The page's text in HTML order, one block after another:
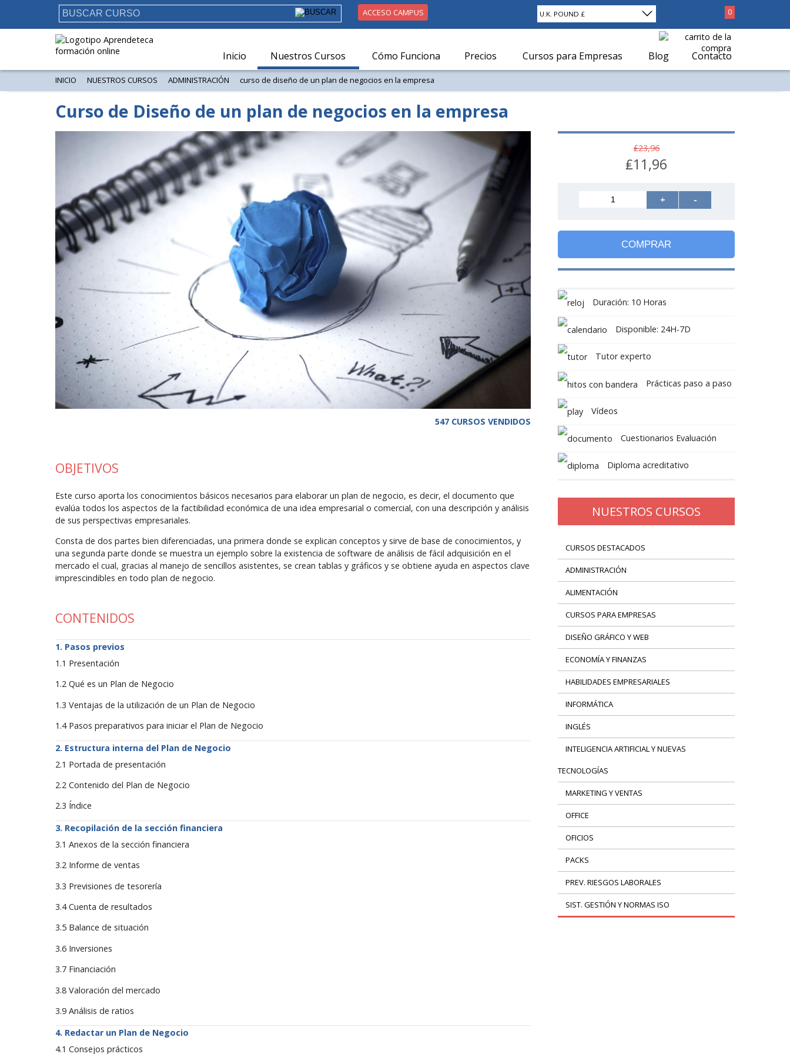
U.K. POUND £ 0
ACCESO CAMPUS
Inicio Nuestros Cursos Cómo Funciona Precios Cursos para Empresas Blog Contacto
INICIO NUESTROS CURSOS ADMINISTRACIÓN curso de diseño de un plan de negocios en la empresa
Curso de Diseño de un plan de negocios en la empresa
547 CURSOS VENDIDOS
OBJETIVOS
Este curso aporta los conocimientos básicos necesarios para elaborar un plan de negocio, es decir, el documento que
evalúa todos los aspectos de la factibilidad económica de una idea empresarial o comercial, con una descripción y análisis
de sus perspectivas empresariales.
Consta de dos partes bien diferenciadas, una primera donde se explican conceptos y sirve de base de conocimientos, y
una segunda parte donde se muestra un ejemplo sobre la existencia de software de análisis de fácil adquisición en el
mercado el cual, gracias al manejo de sencillos asistentes, se crean tablas y gráficos y se obtiene ayuda en aspectos clave
imprescindibles en todo plan de negocio.
CONTENIDOS
Pasos previos
1.1 Presentación
1.2 Qué es un Plan de Negocio
1.3 Ventajas de la utilización de un Plan de Negocio
1.4 Pasos preparativos para iniciar el Plan de Negocio
Estructura interna del Plan de Negocio
2.1 Portada de presentación
2.2 Contenido del Plan de Negocio
2.3 Índice
Recopilación de la sección financiera
3.1 Anexos de la sección financiera
3.2 Informe de ventas
3.3 Previsiones de tesorería
3.4 Cuenta de resultados
3.5 Balance de situación
3.6 Inversiones
3.7 Financiación
3.8 Valoración del mercado
3.9 Análisis de ratios
Redactar un Plan de Negocio
4.1 Consejos prácticos
₤23,96
₤11,96
+ -
COMPRAR
Duración: 10 Horas
Disponible: 24H-7D
Tutor experto
Prácticas paso a paso
Vídeos
Cuestionarios Evaluación
Diploma acreditativo
NUESTROS CURSOS
CURSOS DESTACADOS
ADMINISTRACIÓN
ALIMENTACIÓN
CURSOS PARA EMPRESAS
DISEÑO GRÁFICO Y WEB
ECONOMÍA Y FINANZAS
HABILIDADES EMPRESARIALES
INFORMÁTICA
INGLÉS
INTELIGENCIA ARTIFICIAL Y NUEVAS
TECNOLOGÍAS
MARKETING Y VENTAS
OFFICE
OFICIOS
PACKS
PREV. RIESGOS LABORALES
SIST. GESTIÓN Y NORMAS ISO